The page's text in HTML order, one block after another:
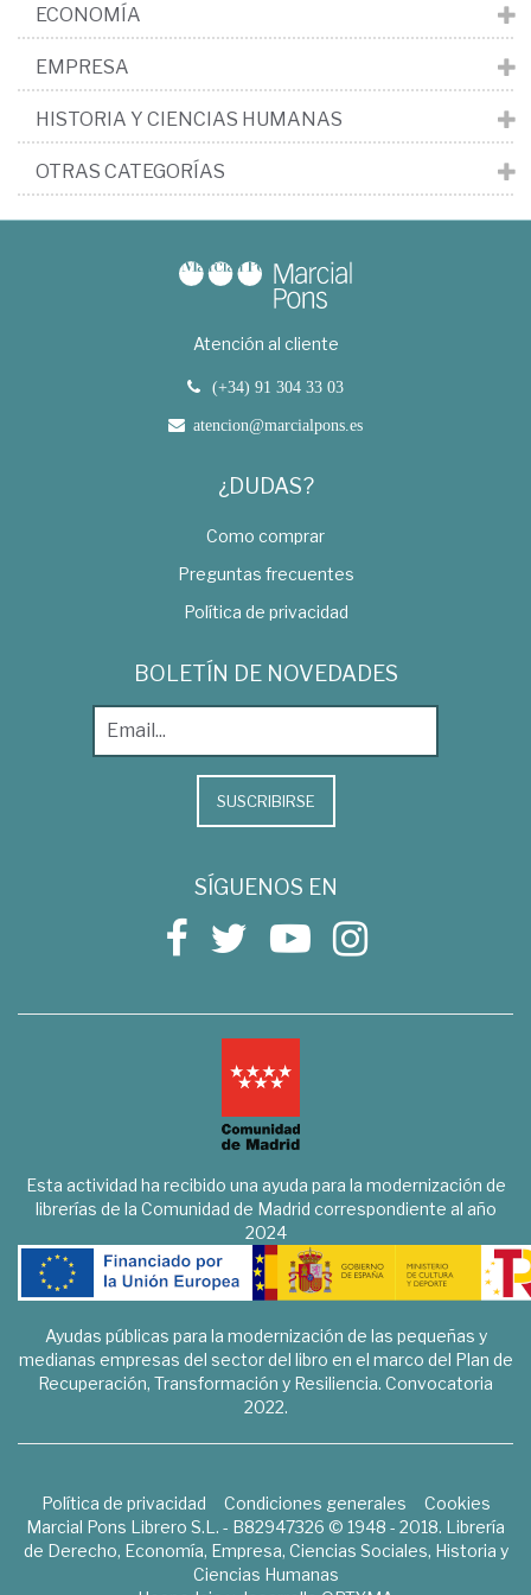
ECONOMÍA
EMPRESA
HISTORIA Y CIENCIAS HUMANAS
OTRAS CATEGORÍAS
Atención al cliente
(+34) 91 304 33 03
atencion@marcialpons.es
¿DUDAS?
Como comprar
Preguntas frecuentes
Política de privacidad
BOLETÍN DE NOVEDADES
SUSCRIBIRSE
SÍGUENOS EN
Esta actividad ha recibido una ayuda para la modernización de
librerías de la Comunidad de Madrid correspondiente al año
2024
Ayudas públicas para la modernización de las pequeñas y
medianas empresas del sector del libro en el marco del Plan de
Recuperación, Transformación y Resiliencia. Convocatoria
2022.
Política de privacidad Condiciones generales
Cookies
Marcial Pons Librero S.L. - B82947326 © 1948 - 2018. Librería
de Derecho, Economía, Empresa, Ciencias Sociales, Historia y
Ciencias Humanas